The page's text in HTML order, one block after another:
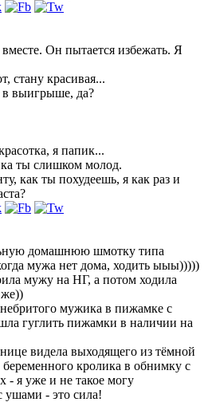
Он пытается избежать. Я
стану красивая...
в выигрыше, да?
я папик...
ты слишком молод.
как ты похудеешь, я как раз и
домашнюю шмотку типа
мужа нет дома, ходить ыыы)))))
мужу на НГ, а потом ходила
же))
мужика в пижамке с
гуглить пижамки в наличии на
видела выходящего из тёмной
кролика в обнимку с
- я уже и не такое могу
ушами - это сила!